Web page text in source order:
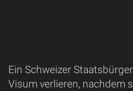
Ein Schweizer
Visum verlieren, nachdem